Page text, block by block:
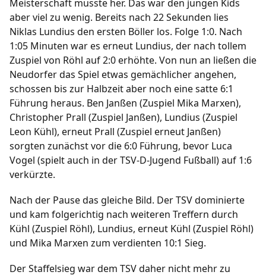
Meisterschaft musste her. Das war den jungen Kids
aber viel zu wenig. Bereits nach 22 Sekunden lies
Niklas Lundius den ersten Böller los. Folge 1:0. Nach
1:05 Minuten war es erneut Lundius, der nach tollem
Zuspiel von Röhl auf 2:0 erhöhte. Von nun an ließen die
Neudorfer das Spiel etwas gemächlicher angehen,
schossen bis zur Halbzeit aber noch eine satte 6:1
Führung heraus. Ben Janßen (Zuspiel Mika Marxen),
Christopher Prall (Zuspiel Janßen), Lundius (Zuspiel
Leon Kühl), erneut Prall (Zuspiel erneut Janßen)
sorgten zunächst vor die 6:0 Führung, bevor Luca
Vogel (spielt auch in der TSV-D-Jugend Fußball) auf 1:6
verkürzte.
Nach der Pause das gleiche Bild. Der TSV dominierte
und kam folgerichtig nach weiteren Treffern durch
Kühl (Zuspiel Röhl), Lundius, erneut Kühl (Zuspiel Röhl)
und Mika Marxen zum verdienten 10:1 Sieg.
Der Staffelsieg war dem TSV daher nicht mehr zu